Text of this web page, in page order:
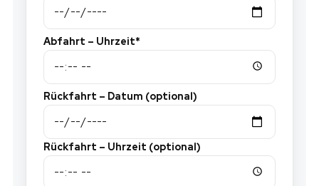
Abfahrt – Uhrzeit*
Rückfahrt – Datum (optional)
Rückfahrt – Uhrzeit (optional)